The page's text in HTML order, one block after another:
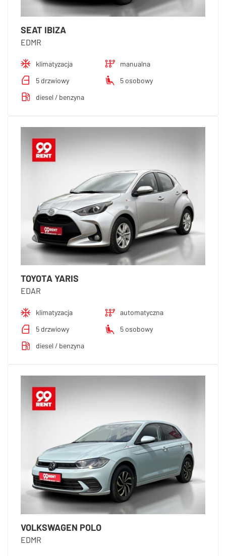
SEAT IBIZA
EDMR
klimatyzacja
manualna
5 drzwiowy
5 osobowy
diesel / benzyna
TOYOTA YARIS
EDAR
klimatyzacja
automatyczna
5 drzwiowy
5 osobowy
diesel / benzyna
VOLKSWAGEN POLO
EDMR